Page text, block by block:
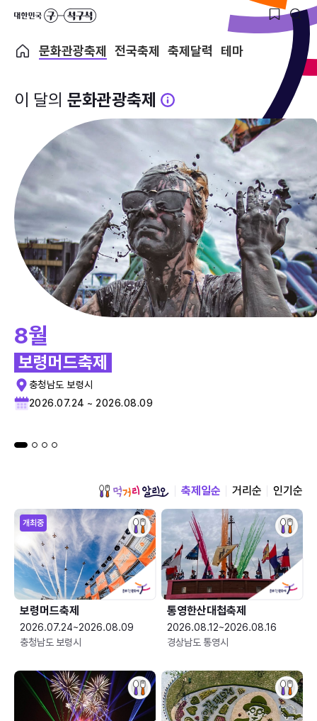
문화관광축제 전국축제 축제달력 테마
이 달의 문화관광축제
8월
보령머드축제
충청남도 보령시
2026.07.24 ~ 2026.08.09
축제일순 거리순 인기순
개최중
보령머드축제
2026.07.24~2026.08.09
충청남도 보령시
통영한산대첩축제
2026.08.12~2026.08.16
경상남도 통영시